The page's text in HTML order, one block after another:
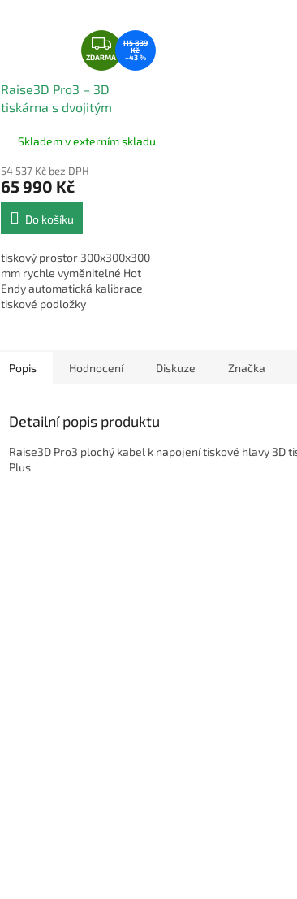
Z
D
R
A
ZDARMA
115 839
Kč
–43 %
Raise3D Pro3 – 3D
tiskárna s dvojitým
Skladem v externím skladu
54 537 Kč bez DPH
65 990 Kč
Do košíku
tiskový prostor 300x300x300
mm rychle vyměnitelné Hot
Endy automatická kalibrace
tiskové podložky
Popis Hodnocení Diskuze Značka
Detailní popis produktu
Raise3D Pro3 plochý kabel k napojení tiskové hlavy 3D
Plus